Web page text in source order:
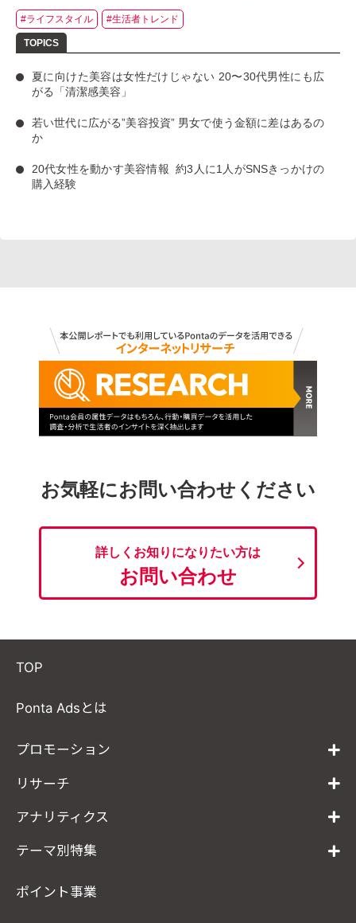
#ライフスタイル #生活者トレンド
夏に向けた美容は女性だけじゃない 20〜30代男性にも広
がる「清潔感美容」
若い世代に広がる”美容投資” 男女で使う金額に差はあるの
か
20代女性を動かす美容情報約3人に1人がSNSきっかけの
購入経験
お気軽にお問い合わせください
詳しくお知りになりたい方は
お問い合わせ
TOP
Ponta Adsとは
プロモーション
リサーチ
アナリティクス
テーマ別特集
ポイント事業